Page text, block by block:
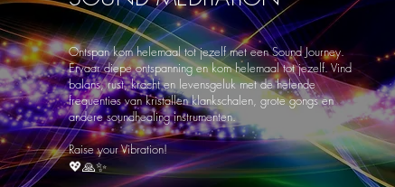
Ontspan kom helemaal tot jezelf met een Sound Journey.
Ervaar diepe ontspanning en kom helemaal tot jezelf. Vind
balans, rust, kracht en levensgeluk met de helende
frequenties van kristallen klankschalen, grote gongs en
andere soundhealing instrumenten.
Raise your Vibration!
💖🙏✨